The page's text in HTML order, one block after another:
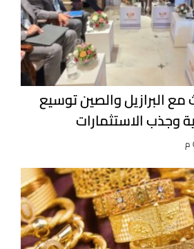
مع البرازيل والصين توسيع
وجذب الاستثمارات